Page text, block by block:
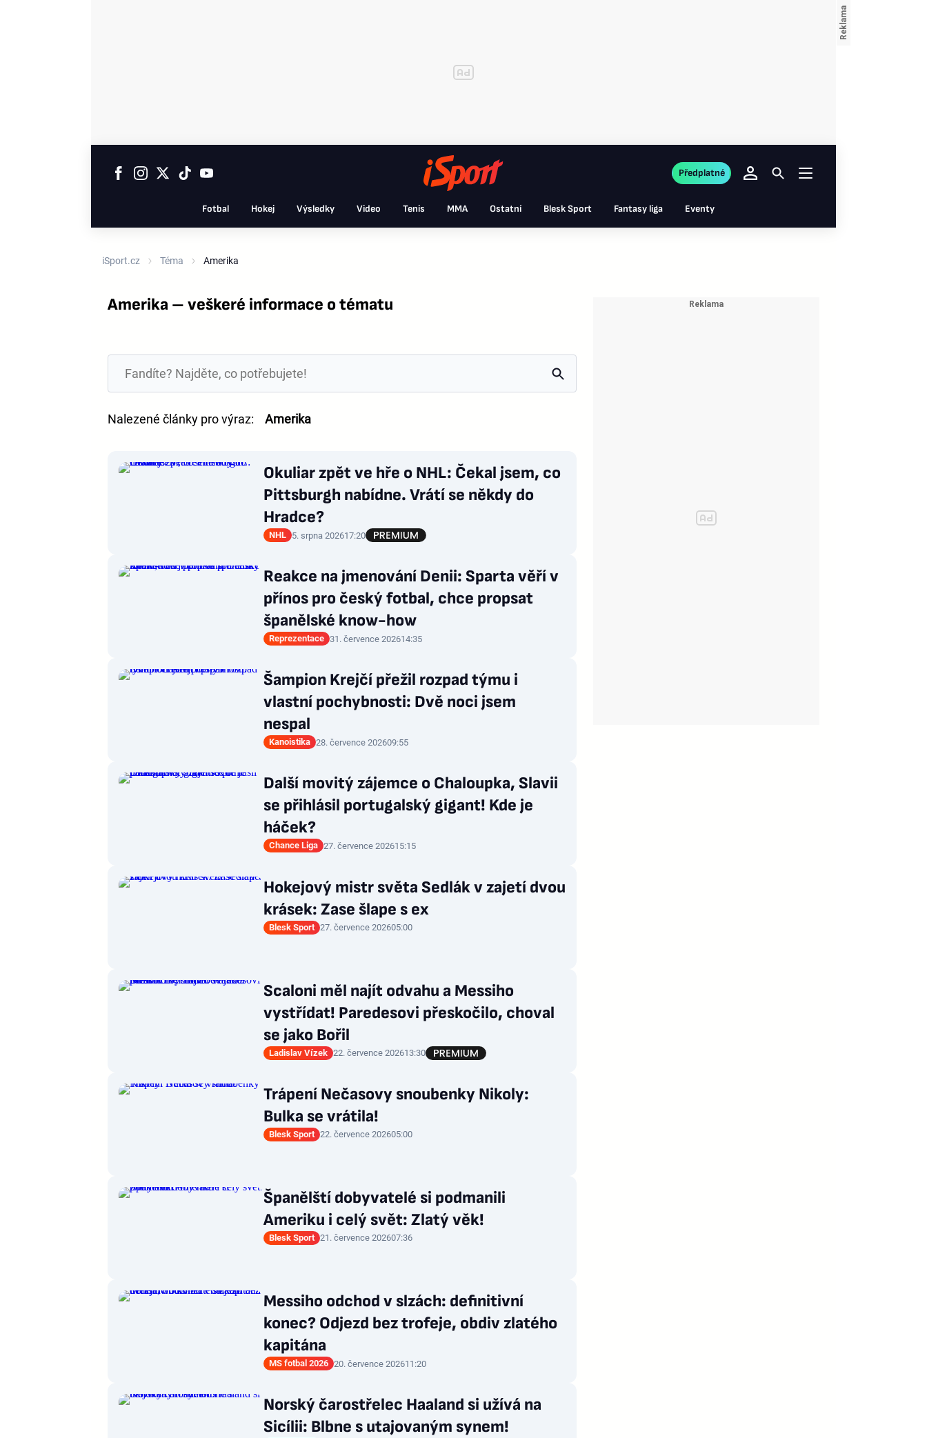
Fotbal Hokej Výsledky Video Tenis MMA Ostatní Blesk Sport Fantasy liga Eventy
Předplatné
iSport.cz Téma Amerika
Amerika – veškeré informace o tématu
Nalezené články pro výraz: Amerika
Okuliar zpět ve hře o NHL: Čekal jsem, co
Pittsburgh nabídne. Vrátí se někdy do
Hradce?
NHL 5. srpna 202617:20
Reakce na jmenování Denii: Sparta věří v
přínos pro český fotbal, chce propsat
španělské know-how
Reprezentace 31. července 202614:35
Šampion Krejčí přežil rozpad týmu i
vlastní pochybnosti: Dvě noci jsem
nespal
Kanoistika 28. července 202609:55
Další movitý zájemce o Chaloupka, Slavii
se přihlásil portugalský gigant! Kde je
háček?
Chance Liga 27. července 202615:15
Hokejový mistr světa Sedlák v zajetí dvou
krásek: Zase šlape s ex
Blesk Sport 27. července 202605:00
Scaloni měl najít odvahu a Messiho
vystřídat! Paredesovi přeskočilo, choval
se jako Bořil
Ladislav Vízek 22. července 202613:30
Trápení Nečasovy snoubenky Nikoly:
Bulka se vrátila!
Blesk Sport 22. července 202605:00
Španělští dobyvatelé si podmanili
Ameriku i celý svět: Zlatý věk!
Blesk Sport 21. července 202607:36
Messiho odchod v slzách: definitivní
konec? Odjezd bez trofeje, obdiv zlatého
kapitána
MS fotbal 2026 20. července 202611:20
Norský čarostřelec Haaland si užívá na
Sicílii: Blbne s utajovaným synem!